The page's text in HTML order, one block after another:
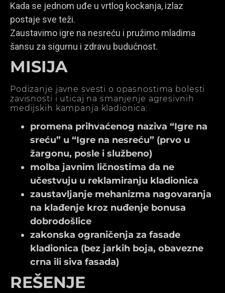
Kada se jednom uđe u vrtlog kockanja, izlaz
postaje sve teži.
Zaustavimo igre na nesreću i pružimo mladima
šansu za sigurnu i zdravu budućnost.
MISIJA
Podizanje javne svesti o opasnostima bolesti
zavisnosti i uticaj na smanjenje agresivnih
medijskih kampanja kladionica:
promena prihvaćenog naziva “Igre na
sreću” u “Igre na nesreću” (prvo u
žargonu, posle i službeno)
molba javnim ličnostima da ne
učestvuju u reklamiranju kladionica
zaustavljanje mehanizma nagovaranja
na klađenje kroz nuđenje bonusa
dobrodošlice
zakonska ograničenja za fasade
kladionica (bez jarkih boja, obavezne
crna ili siva fasada)
REŠENJE